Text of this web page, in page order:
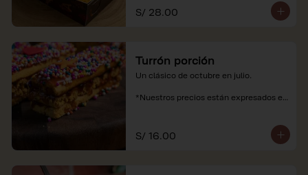
soles e incluyen impuestos de ley y
recargo al consumo.
S/ 28.00
Turrón porción
Un clásico de octubre en julio.
*Nuestros precios están expresados en
S/ 16.00